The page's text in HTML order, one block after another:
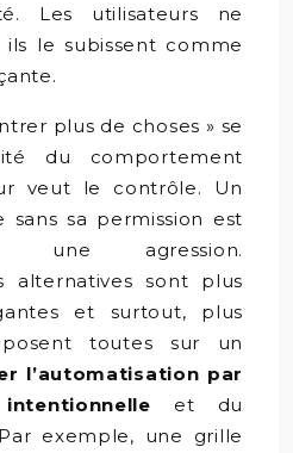
Les utilisateurs ne
ils le subissent comme
plus de choses » se
du comportement
veut le contrôle. Un
sa permission est
une agression.
alternatives sont plus
et surtout, plus
toutes sur un
l’automatisation par
et du
exemple, une grille